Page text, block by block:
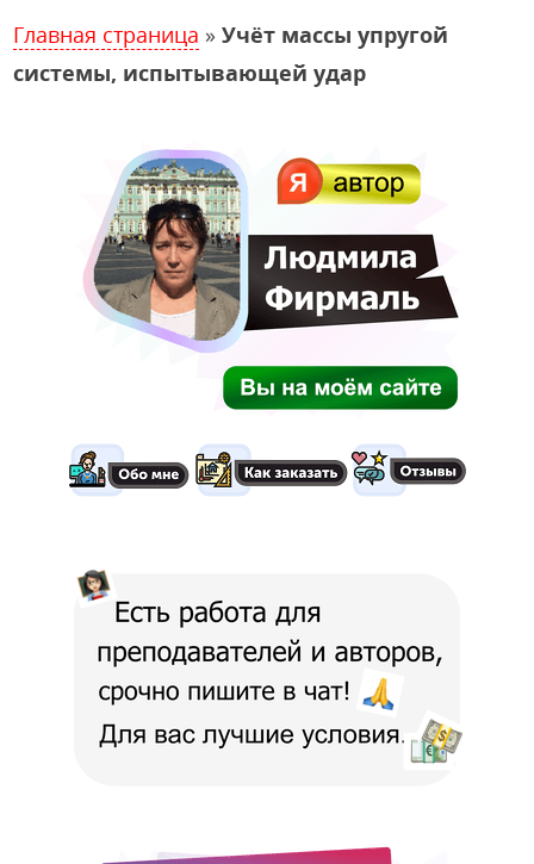
Главная страница »Учёт массы упругой
системы, испытывающей удар